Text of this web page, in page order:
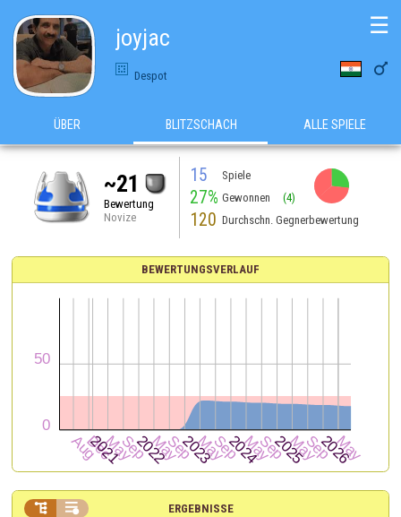
joyjac
Despot 
☰
ÜBER BLITZSCHACH ALLE SPIELE
~21
Bewertung
Novize
15 Spiele
27% Gewonnen (4)
120 Durchschn. Gegnerbewertung
BEWERTUNGSVERLAUF
ERGEBNISSE
 